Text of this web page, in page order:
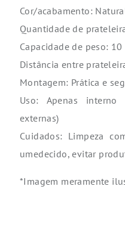
Cor/acabamento:
Quantidade de
Capacidade de peso:
Distância entre
Montagem: Prática e
Uso: Apenas
externas)
Cuidados: Limpeza
umedecido, evitar
*Imagem meramente